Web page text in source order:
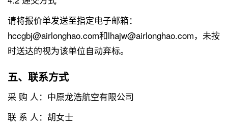
请将报价单发送至指定电子邮箱：
hccgbj@airlonghao.com和lhajw@airlonghao.com，未按
时送达的视为该单位自动弃标。
五、联系方式
采 购 人：中原龙浩航空有限公司
联 系 人：胡女士